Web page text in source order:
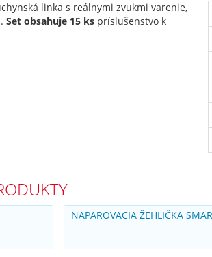
linka s reálnymi zvukmi varenie,
Set obsahuje 15 ks príslušenstvo k
NAPAROVACIA ŽEHLIČKA